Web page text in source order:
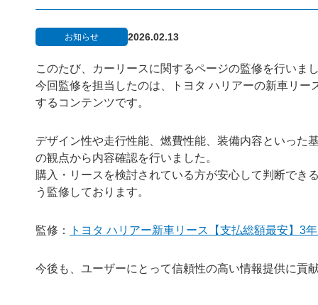
お知らせ 2026.02.13
このたび、カーリースに関するページの監修を行いま
今回監修を担当したのは、トヨタ ハリアーの新車リ
するコンテンツです。
デザイン性や走行性能、燃費性能、装備内容といった
の観点から内容確認を行いました。
購入・リースを検討されている方が安心して判断でき
う監修しております。
監修： トヨタ ハリアー新車リース【支払総額最安】3
今後も、ユーザーにとって信頼性の高い情報提供に貢